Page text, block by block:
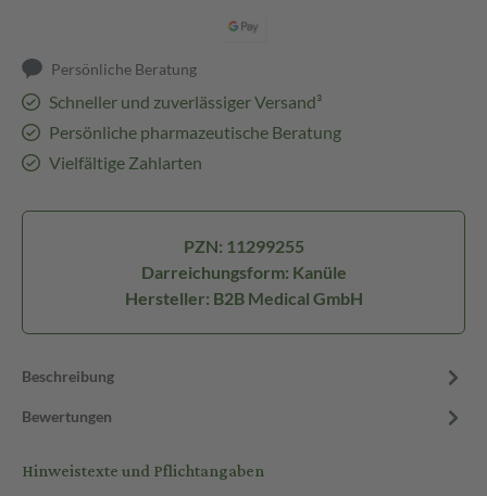
Persönliche Beratung
Schneller und zuverlässiger Versand³
Persönliche pharmazeutische Beratung
Vielfältige Zahlarten
PZN: 11299255
Darreichungsform: Kanüle
Hersteller: B2B Medical GmbH
Beschreibung
Bewertungen
Hinweistexte und Pflichtangaben